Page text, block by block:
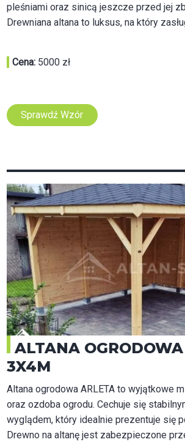
pleśniami oraz sinicą jeszcze przed jej
Drewniana altana to luksus, na który
Cena: 5000 zł
Sprawdź Wzór
ALTANA
3X4M
Altana ogrodowa ARLETA to wyjątkowe
oraz ozdoba ogrodu. Cechuje się
wyglądem, który idealnie prezentuje się
Drewno na altanę jest zabezpieczone